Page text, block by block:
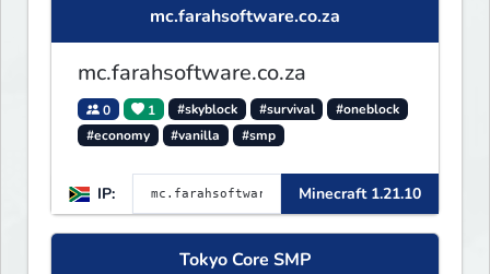
mc.farahsoftware.co.za
mc.farahsoftware.co.za
0 1 #skyblock #survival
#oneblock
#economy
#vanilla #smp
IP: Minecraft 1.21.10
Tokyo Core SMP